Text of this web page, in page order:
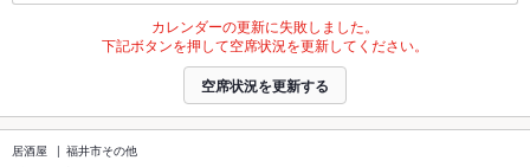
カレンダーの更新に失敗しました。
下記ボタンを押して空席状況を更新してください。
空席状況を更新する
居酒屋 福井市その他